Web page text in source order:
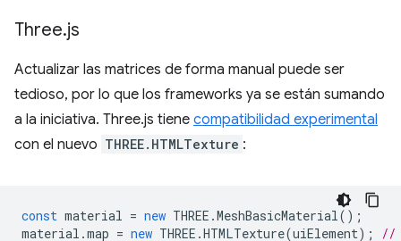
Three.js
Actualizar las matrices de forma manual puede ser
tedioso, por lo que los frameworks ya se están sumando
a la iniciativa. Three.js tiene compatibilidad experimental
con el nuevo THREE.HTMLTexture :
const material = new THREE .MeshBasicMaterial();
material .map = new THREE .HTMLTexture(uiElement); //